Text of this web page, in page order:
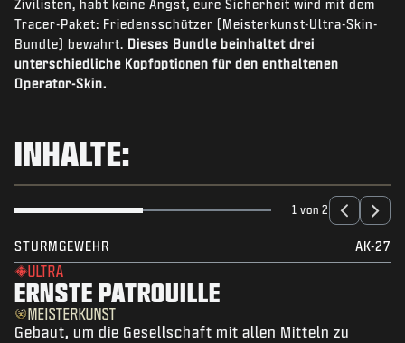
NEWS
SHOP
ESPORTS
ANMELDEN | JETZT REGISTRIEREN
Zivilisten, habt keine Angst, eure Sicherheit wird mit dem
Tracer-Paket: Friedensschützer (Meisterkunst-Ultra-Skin-
Bundle) bewahrt. Dieses Bundle beinhaltet drei
unterschiedliche Kopfoptionen für den enthaltenen
Operator-Skin.
INHALTE:
1 von 2
STURMGEWEHR AK-27
ULTRA
ERNSTE PATROUILLE
MEISTERKUNST
Gebaut, um die Gesellschaft mit allen Mitteln zu